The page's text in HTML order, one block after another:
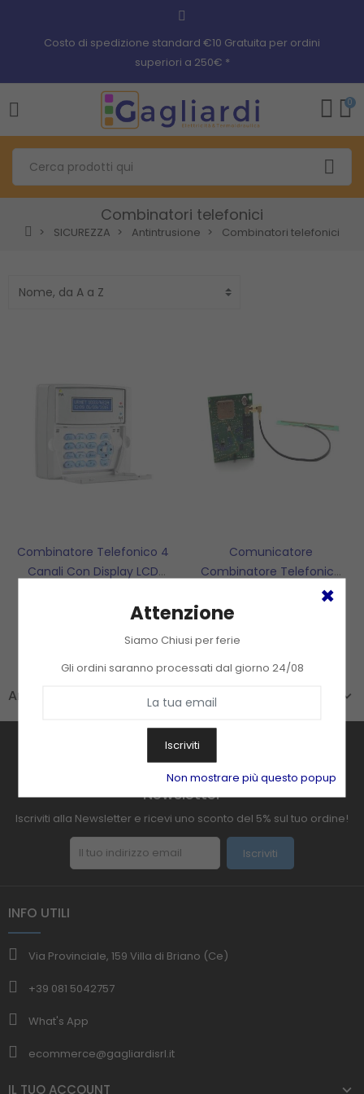
Costo di spedizione standard €10 Gratuita per ordini
superiori a 250€ *
0
Combinatori telefonici
SICUREZZA Antintrusione Combinatori telefonici
Antintrusione
Combinatore Telefonico 4
Canali Con Display LCD
Aggiungi Al Carrello
Comunicatore
Combinatore Telefonico
Interfaccia Gsm URMET -
Aggiungi Al Carrello
Newsletter
Iscriviti alla Newsletter e ricevi uno sconto del 5% sul tuo ordine!
Iscriviti
INFO UTILI
Via Provinciale, 159 Villa di Briano (Ce)
+39 081 5042757
What's App
ecommerce@gagliardisrl.it
IL TUO ACCOUNT
Attenzione
Siamo Chiusi per ferie
Gli ordini saranno processati dal giorno 24/08
Iscriviti
Non mostrare più questo popup